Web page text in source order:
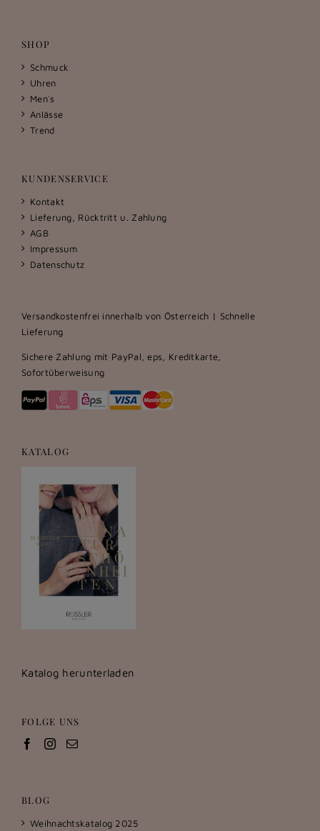
SHOP
Schmuck
Uhren
Men´s
Anlässe
Trend
KUNDENSERVICE
Kontakt
Lieferung, Rücktritt u. Zahlung
AGB
Impressum
Datenschutz
Versandkostenfrei innerhalb von Österreich | Schnelle
Lieferung
Sichere Zahlung mit PayPal, eps, Kreditkarte,
Sofortüberweisung
KATALOG
Katalog herunterladen
FOLGE UNS
BLOG
Weihnachtskatalog 2025